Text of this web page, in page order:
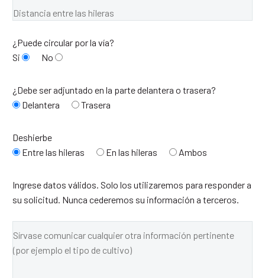
¿Puede circular por la vía?
Si
No
¿Debe ser adjuntado en la parte delantera o trasera?
Delantera
Trasera
Deshierbe
Entre las hileras
En las hileras Ambos
Ingrese datos válidos. Solo los utilizaremos para responder a
su solicitud. Nunca cederemos su información a terceros.